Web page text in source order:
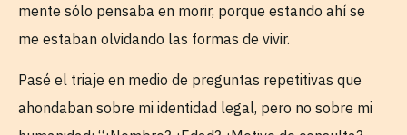
mente sólo pensaba en morir, porque estando ahí se
me estaban olvidando las formas de vivir.
Pasé el triaje en medio de preguntas repetitivas que
ahondaban sobre mi identidad legal, pero no sobre mi